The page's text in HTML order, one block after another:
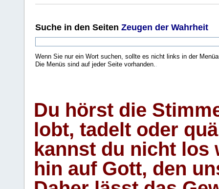
Suche in den Seiten Zeugen der Wahrheit
Wenn Sie nur ein Wort suchen, sollte es nicht links in der
Die Menüs sind auf jeder Seite vorhanden..
Du hörst die
lobt, tadelt oder
kannst du nicht los
hin auf Gott, den